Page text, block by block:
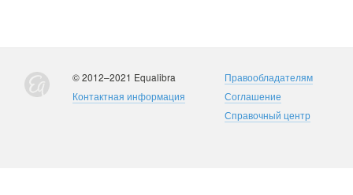
© 2012–2021 Equalibra
Контактная информация
Правообладателям
Соглашение
Справочный центр